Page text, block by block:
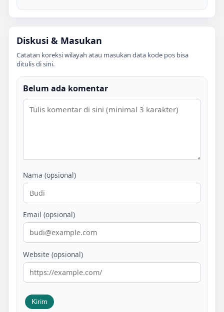
Diskusi & Masukan
Catatan koreksi wilayah atau masukan data kode pos bisa
ditulis di sini.
Belum ada komentar
Nama (opsional)
Email (opsional)
Website (opsional)